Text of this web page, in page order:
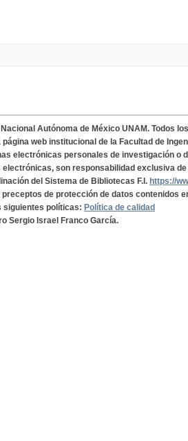
Autónoma de México UNAM. Todos
página web institucional de la Facultad de
electrónicas personales de investigación o
electrónicas, son responsabilidad exclusiva
del Sistema de Bibliotecas F.I. https://
de protección de datos contenidos
siguientes políticas: Política de calidad
Sergio Israel Franco García.